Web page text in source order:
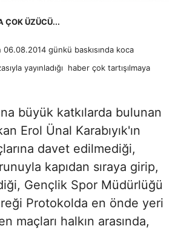
ÇOK ÜZÜCÜ...
günkü baskısında koca
yayınladığı haber çok tartışılmaya
büyük katkılarda bulunan
Erol Ünal Karabıyık'ın
davet edilmediği,
kapıdan sıraya girip,
Gençlik Spor Müdürlüğü
Protokolda en önde yeri
maçları halkın arasında,